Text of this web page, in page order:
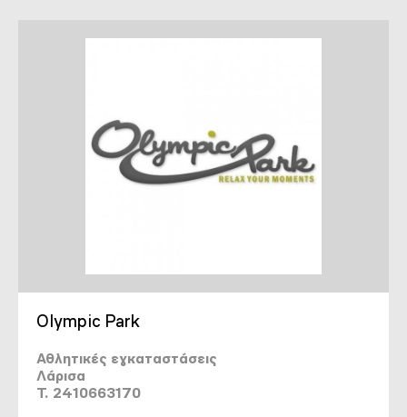
Olympic Park
Αθλητικές εγκαταστάσεις
Λάρισα
T. 2410663170